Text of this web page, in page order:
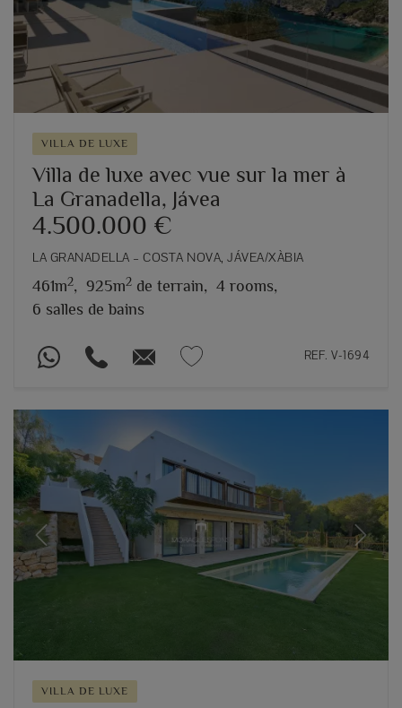
VILLA DE LUXE
Villa de luxe avec vue sur la mer à
La Granadella, Jávea
4.500.000 €
LA GRANADELLA – COSTA NOVA, JÁVEA/XÀBIA
461m2, 925m2 de terrain, 4 rooms,
6 salles de bains
REF. V-1694
Previous Next
VILLA DE LUXE